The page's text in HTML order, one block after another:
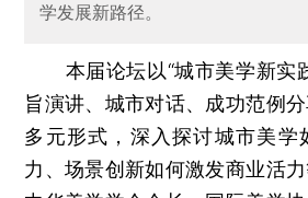
学发展新路径。
本届论坛以“城市美学新实
旨演讲、城市对话、成功范例
多元形式，深入探讨城市美学
力、场景创新如何激发商业活